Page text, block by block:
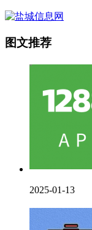
图文推荐
2025-01-13